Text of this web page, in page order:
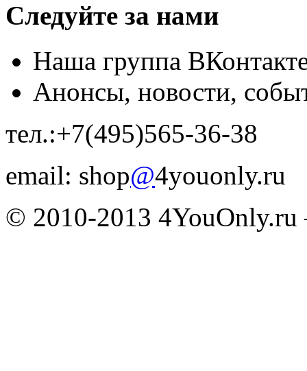
Следуйте за нами
Наша группа
Анонсы, новости,
тел.:+7(495)565-36-38
email: shop@4youonly.ru
© 2010-2013